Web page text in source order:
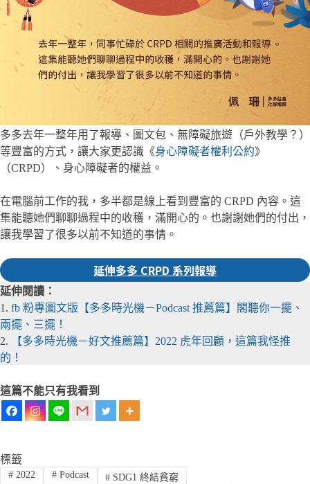
多多去年一整年用了報導、圖文包、無障礙旅遊（戶外教學？）
等豐富的方式，讓大家更認識《身心障礙者權利公約》
（CRPD）、身心障礙者的權益。
在電腦前工作的我，多半都是線上看到豐富的 CRPD 內容。這
集能聽她們聊聊過程中的收穫，滿開心的。也謝謝她們的付出，
讓我學習了很多以前不知道的事情。
延伸多多 CRPD 系列報導
延伸閱讀：
1. fb 粉專圖文版【多多時光機－Podcast 推薦篇】閣聽你一擺、
兩擺、三擺！
2.
【多多時光機－好文推薦篇】2022 虎年回顧，這篇我怪推
的！
這篇不能只有我看到
標籤
#2022 #Podcast # SDG1 終結貧窮